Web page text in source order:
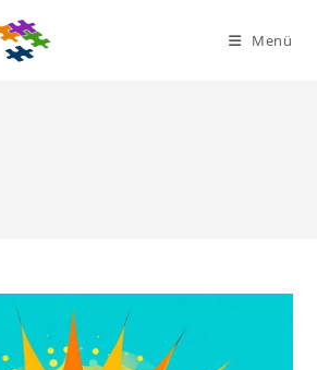
Menü